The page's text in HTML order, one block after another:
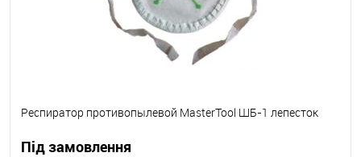
Респиратор противопылевой MasterTool ШБ-1 лепесток
Під замовлення